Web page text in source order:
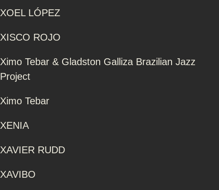
XOEL LÓPEZ
XISCO ROJO
Ximo Tebar & Gladston Galliza Brazilian Jazz
Project
Ximo Tebar
XENIA
XAVIER RUDD
XAVIBO